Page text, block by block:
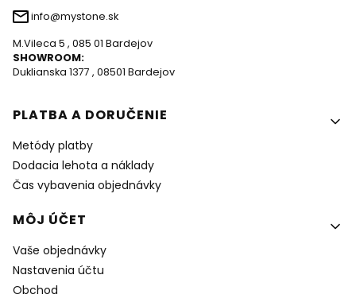
info@mystone.sk
M.Vileca 5 , 085 01 Bardejov
SHOWROOM:
Duklianska 1377 , 08501 Bardejov
Ponuka v pätičke
PLATBA A DORUČENIE
Metódy platby
Dodacia lehota a náklady
Čas vybavenia objednávky
MÔJ ÚČET
Vaše objednávky
Nastavenia účtu
Obchod